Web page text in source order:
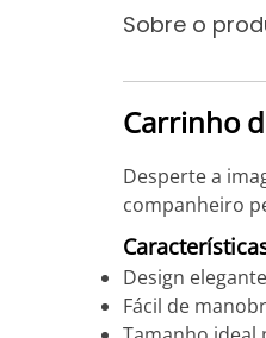
Sobre o
Carrinho
Desperte a
companheiro
Design
Fácil de